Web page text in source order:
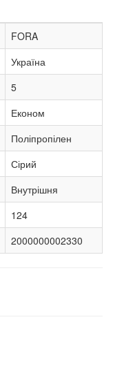
FORA
Україна
5
Економ
Поліпропілен
Сірий
Внутрішня
124
2000000002330